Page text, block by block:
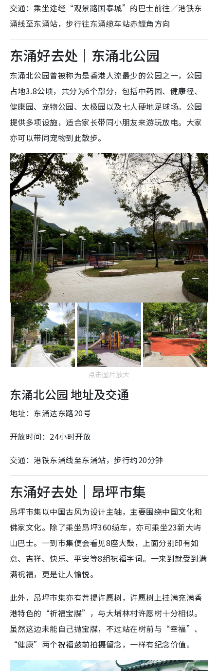
交通：乘坐途经“观景路国泰城”的巴士前往／港铁东
涌线至东涌站，步行往东涌缆车站赤鱲角方向
东涌好去处｜东涌北公园
东涌北公园曾被称为是香港人流最少的公园之一，公园
占地3.8公顷，共分为6个部分，包括中药园、健康径、
健康园、宠物公园、太极园以及七人硬地足球场。公园
提供多项设施，适合家长带同小朋友来游玩放电。大家
亦可以带同宠物到此散步。
点击图片放大
东涌北公园 地址及交通
地址：东涌达东路20号
开放时间：24小时开放
交通：港铁东涌线至东涌站，步行约20分钟
东涌好去处｜昂坪市集
昂坪市集以中国古风为设计主轴，主要围绕中国文化和
佛家文化。除了乘坐昂坪360缆车，亦可乘坐23新大屿
山巴士。一到市集便会看见8座大鼓，上面分别印有如
意、吉祥、快乐、平安等8组祝福字词。一来到就受到满
满祝福，更是让人愉悦。
此外，昂坪市集亦有菩提许愿树，许愿树上挂满充满香
港特色的“祈福宝牒”，与大埔林村许愿树十分相似。
虽然这边未能自己抛宝牒，不过站在树前与“幸福”、
“健康”两个祝福鼓前拍摄留念，一样有纪念价值。